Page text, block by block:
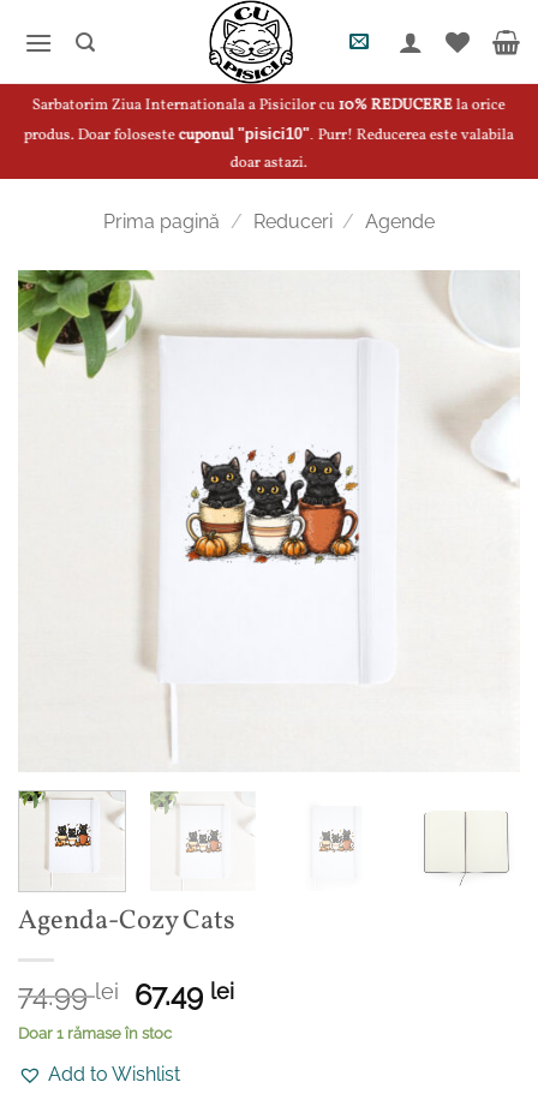
Sarbatorim Ziua Internationala a Pisicilor cu10% REDUCEREla orice
produs. Doar folosestecuponul "pisici10" Purr! Reducerea este valabila
doar astazi.
Prima pagină / Reduceri / Agende
Agenda-Cozy Cats
74.99lei
Prețul
inițial
fost:
67.49 leiPrețul
Doar 1 rămase în stoc
Add to Wishlist